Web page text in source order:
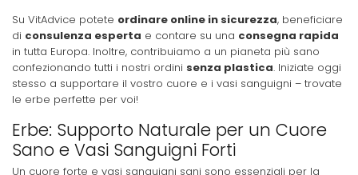
Su VitAdvice potete ordinare online in sicurezza, beneficiare
di consulenza esperta e contare su una consegna rapida
in tutta Europa. Inoltre, contribuiamo a un pianeta più sano
confezionando tutti i nostri ordini senza plastica. Iniziate oggi
stesso a supportare il vostro cuore e i vasi sanguigni – trovate
le erbe perfette per voi!
Erbe: Supporto Naturale per un Cuore
Sano e Vasi Sanguigni Forti
Un cuore forte e vasi sanguigni sani sono essenziali per la